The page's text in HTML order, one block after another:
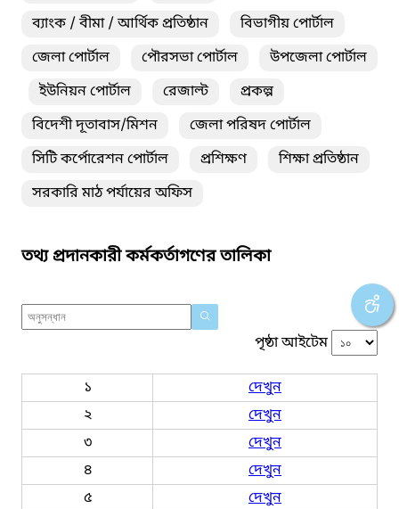
ব্যাংক / বীমা / আর্থিক প্রতিষ্ঠান
বিভাগীয় পোর্টাল
জেলা পোর্টাল
পৌরসভা পোর্টাল
উপজেলা পোর্টাল
ইউনিয়ন পোর্টাল
রেজাল্ট
প্রকল্প
বিদেশী দূতাবাস/মিশন
জেলা পরিষদ পোর্টাল
সিটি কর্পোরেশন পোর্টাল
প্রশিক্ষণ
শিক্ষা প্রতিষ্ঠান
সরকারি মাঠ পর্যায়ের অফিস
তথ্য প্রদানকারী কর্মকর্তাগণের তালিকা
পৃষ্ঠা আইটেম
১
দেখুন
২
দেখুন
৩
দেখুন
৪
দেখুন
৫
দেখুন